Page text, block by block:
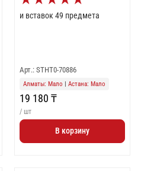
и вставок 49 предмета
Арт.: STHT0-70886
Алматы: Мало | Астана: Мало
19 180 ₸
/ шт
В корзину